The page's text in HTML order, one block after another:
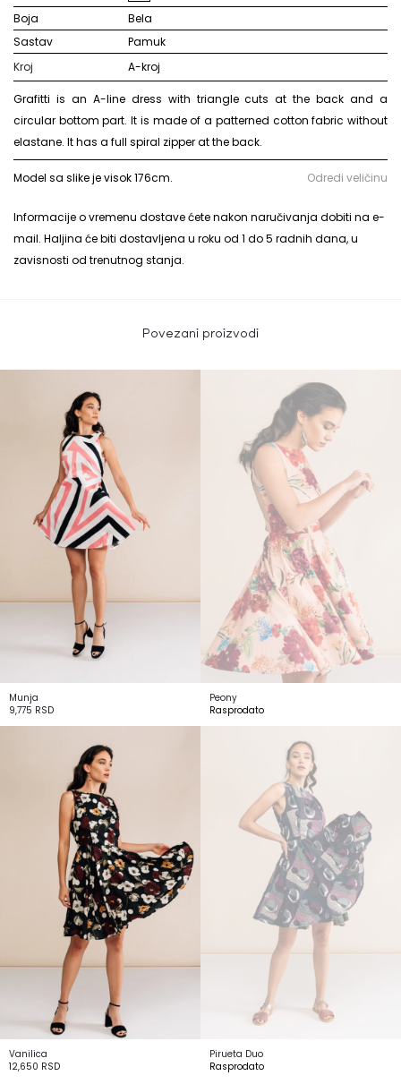
Boja
bela
Sastav
pamuk
Kroj
A-kroj
Grafitti is an A-line dress with triangle cuts at the back and a
circular bottom part. It is made of a patterned cotton fabric without
elastane. It has a full spiral zipper at the back.
Model sa slike je visok 176cm. Odredi veličinu
Informacije o vremenu dostave ćete nakon naručivanja dobiti na e-
mail. Haljina će biti dostavljena u roku od 1 do 5 radnih dana, u
zavisnosti od trenutnog stanja.
Povezani proizvodi
Munja
9,775 RSD
Peony
Rasprodato
Vanilica
12,650 RSD
Pirueta Duo
Rasprodato